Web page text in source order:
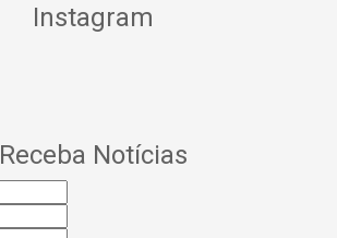
Instagram
Receba Notícias